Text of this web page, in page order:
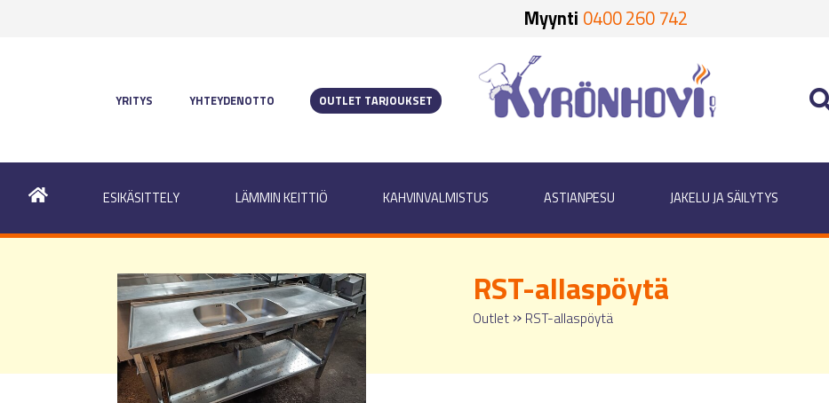
Myynti 0400 260 742
YRITYS YHTEYDENOTTO OUTLET TARJOUKSET
ESIKÄSITTELY LÄMMIN KEITTIÖ KAHVINVALMISTUS ASTIANPESU JAKELU JA SÄILYTYS
RST-allaspöytä
Outlet » RST-allaspöytä